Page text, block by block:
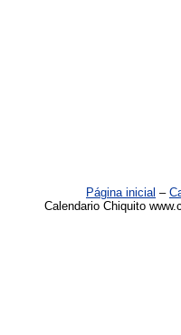
Página inicial –
Calendario Chiquito